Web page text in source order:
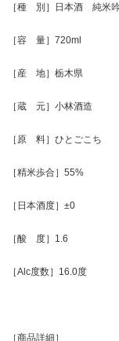
［種 別］日本酒 純米
［容 量］720ml
［産 地］栃木県
［蔵 元］小林酒造
［原 料］ひとごこち
［精米歩合］55%
［日本酒度］±0
［酸 度］1.6
［Alc度数］16.0度
［商品詳細］